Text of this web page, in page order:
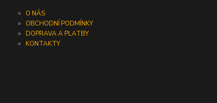
O NÁS
OBCHODNÍ PODMÍNKY
DOPRAVA A PLATBY
KONTAKTY